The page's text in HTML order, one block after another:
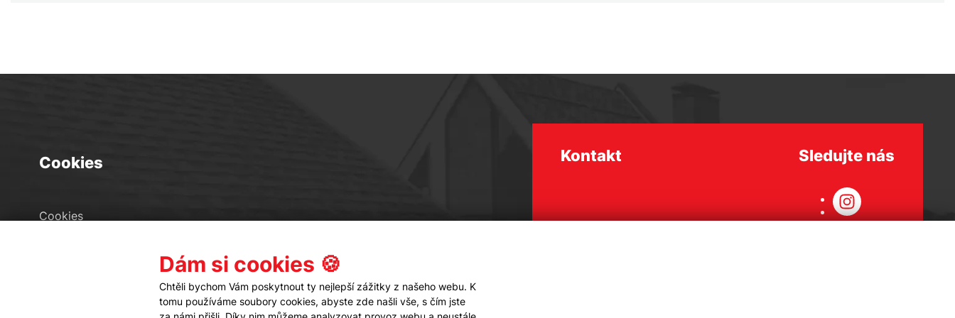
Cookies
Cookies
Kontakt Sledujte nás
Dám si cookies 🍪
Chtěli bychom Vám poskytnout ty nejlepší zážitky z našeho webu. K
tomu používáme soubory cookies, abyste zde našli vše, s čím jste